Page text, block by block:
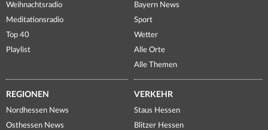
Weihnachtsradio
Meditationsradio
Top 40
Playlist
Bayern News
Sport
Wetter
Alle Orte
Alle Themen
REGIONEN
Nordhessen News
Osthessen News
VERKEHR
Staus Hessen
Blitzer Hessen